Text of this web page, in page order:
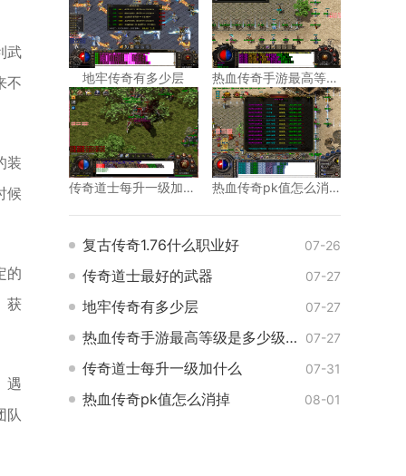
武
不
装
候
的
获
遇
队
地牢传奇有多少层 热血传奇手游最高等级是多少级的
传奇道士每升一级加什么 热血传奇pk值怎么消掉
复古传奇1.76什么职业好 07-26
传奇道士最好的武器 07-27
地牢传奇有多少层 07-27
热血传奇手游最高等级是多少级的 07-27
传奇道士每升一级加什么 07-31
热血传奇pk值怎么消掉 08-01